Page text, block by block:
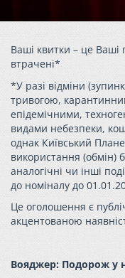
Ваші квитки – це Ваші
втрачені*
*У разі відміни
тривогою,
епідемічними,
видами небезпеки,
однак Київський
використання (обмін)
аналогічні чи інші
до номіналу до
Це оголошення є
акцентованою
Вояджер: Подорож у